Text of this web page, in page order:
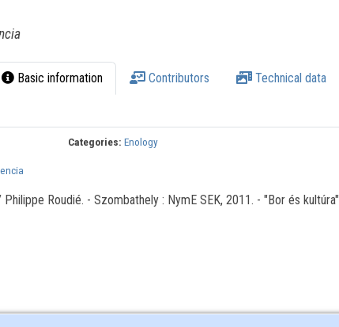
Basic information Contributors Technical data
Categories: Enology
Roudié. - Szombathely : NymE SEK, 2011. - "Bor és kultúra"